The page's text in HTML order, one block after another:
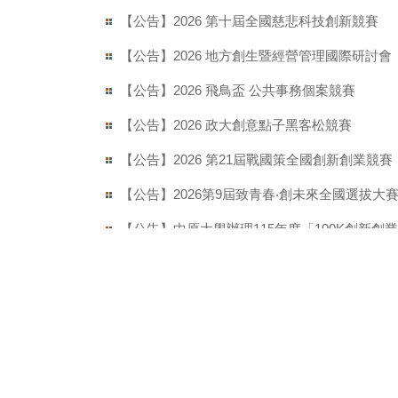
【公告】2026 第十屆全國慈悲科技創新競賽
【公告】2026 地方創生暨經營管理國際研討會
【公告】2026 飛鳥盃 公共事務個案競賽
【公告】2026 政大創意點子黑客松競賽
【公告】2026 第21屆戰國策全國創新創業競賽
【公告】2026第9屆致青春‧創未來全國選拔大賽
【公告】中原大學辦理115年度「100K創新創業